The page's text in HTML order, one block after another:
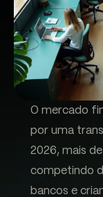
O mercado
por uma
2026, mais
competindo
bancos e